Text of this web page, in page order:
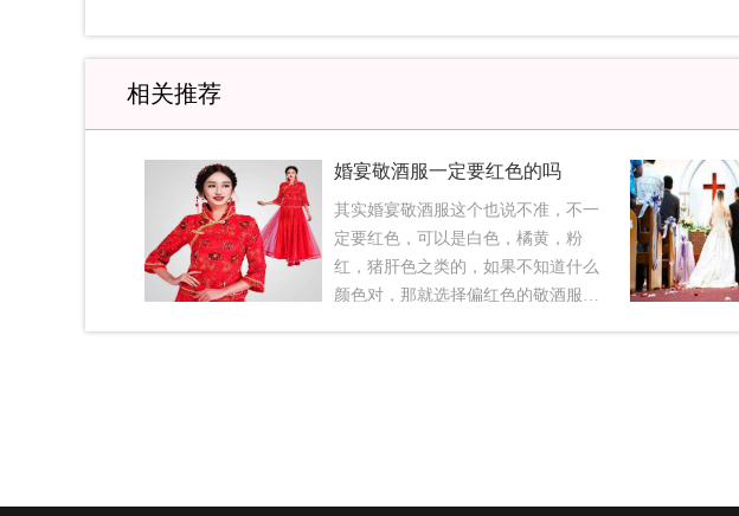
相关推荐
婚宴敬酒服一定要红色的吗
其实婚宴敬酒服这个也说不准，不一
定要红色，可以是白色，橘黄，粉
红，猪肝色之类的，如果不知道什么
颜色对，那就选择偏红色的敬酒服就